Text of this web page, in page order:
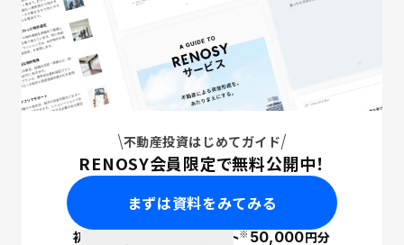
不動産投資はじめてガイド
RENOSY会員限定で無料公開中！
まずは資料をみてみる
初回面談で ポイント※50,000円分